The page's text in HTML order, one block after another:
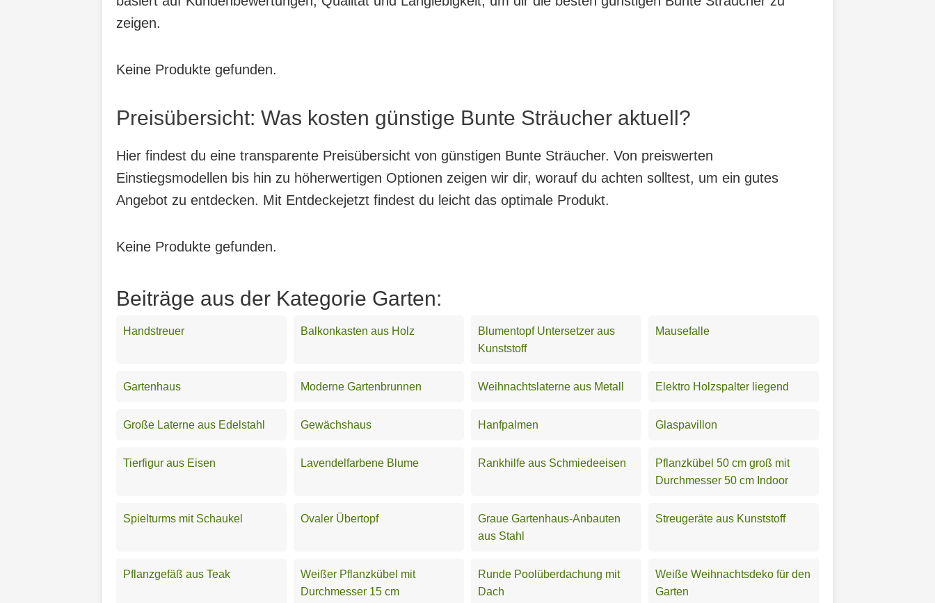
zeigen.
Keine Produkte gefunden.
Preisübersicht: Was kosten günstige Bunte Sträucher aktuell?
Hier findest du eine transparente Preisübersicht von günstigen Bunte Sträucher. Von preiswerten
Einstiegsmodellen bis hin zu höherwertigen Optionen zeigen wir dir, worauf du achten solltest, um ein gutes
Angebot zu entdecken. Mit Entdeckejetzt findest du leicht das optimale Produkt.
Keine Produkte gefunden.
Beiträge aus der Kategorie Garten:
Handstreuer Balkonkasten aus Holz
Blumentopf Untersetzer aus
Kunststoff
Mausefalle
Gartenhaus Moderne Gartenbrunnen Weihnachtslaterne aus Metall Elektro Holzspalter liegend
Große Laterne aus Edelstahl Gewächshaus Hanfpalmen Glaspavillon
Tierfigur aus Eisen Lavendelfarbene Blume Rankhilfe aus Schmiedeeisen
Pflanzkübel 50 cm groß mit
Durchmesser 50 cm Indoor
Spielturms mit Schaukel Ovaler Übertopf
Graue Gartenhaus-Anbauten
aus Stahl
Streugeräte aus Kunststoff
Pflanzgefäß aus Teak
Weißer Pflanzkübel mit
Durchmesser 15 cm
Runde Poolüberdachung mit
Dach
Weiße Weihnachtsdeko für den
Garten